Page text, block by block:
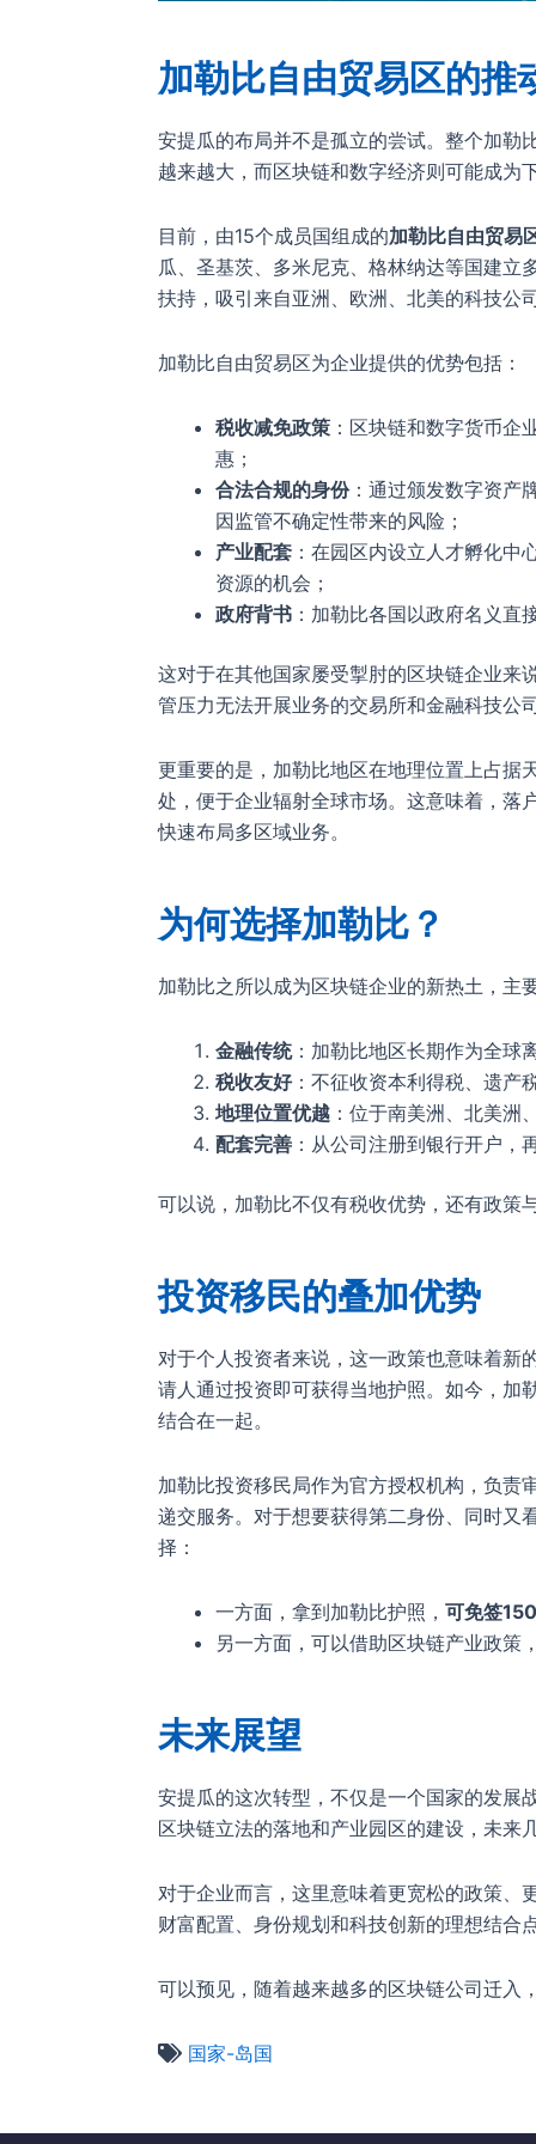
加勒比自由贸易区的推
安提瓜的布局并不是孤立的尝试。整个加勒
越来越大，而区块链和数字经济则可能成为
目前，由15个成员国组成的加勒比自由贸易
瓜、圣基茨、多米尼克、格林纳达等国建立
扶持，吸引来自亚洲、欧洲、北美的科技公
加勒比自由贸易区为企业提供的优势包括：
税收减免政策 ：区块链和数字货币企
惠；
合法合规的身份：通过颁发数字资产
因监管不确定性带来的风险；
产业配套 ：在园区内设立人才孵化
资源的机会；
政府背书 ：加勒比各国以政府名义
这对于在其他国家屡受掣肘的区块链企业来
管压力无法开展业务的交易所和金融科技公
更重要的是，加勒比地区在地理位置上占据
处，便于企业辐射全球市场。这意味着，落
快速布局多区域业务。
为何选择加勒比？
加勒比之所以成为区块链企业的新热土，主
金融传统：加勒比地区长期作为全球
税收友好：不征收资本利得税、遗产
地理位置优越 ：位于南美洲、北美洲
配套完善 ：从公司注册到银行开户
可以说，加勒比不仅有税收优势，还有政策
投资移民的叠加优势
对于个人投资者来说，这一政策也意味着新
请人通过投资即可获得当地护照。如今，加
结合在一起。
加勒比投资移民局作为官方授权机构，负责
递交服务。对于想要获得第二身份、同时又
择：
一方面，拿到加勒比护照， 可免签
另一方面，可以借助区块链产业政策
未来展望
安提瓜的这次转型，不仅是一个国家的发展
区块链立法的落地和产业园区的建设，未来
对于企业而言，这里意味着更宽松的政策、
财富配置、身份规划和科技创新的理想结合
可以预见，随着越来越多的区块链公司迁入
国家-岛国